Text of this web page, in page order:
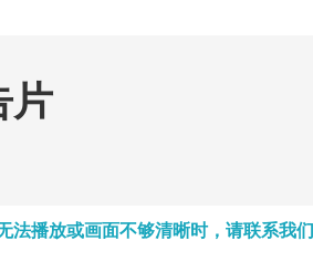
片
播放或画面不够清晰时，请联系我